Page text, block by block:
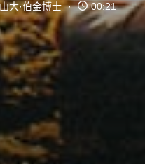
大·伯金博士 00:21